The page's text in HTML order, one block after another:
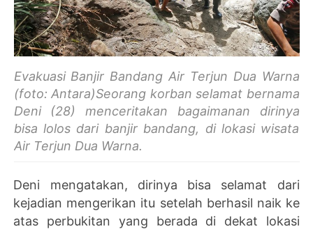
Evakuasi Banjir Bandang Air Terjun Dua Warna
(foto: Antara)Seorang korban selamat bernama
Deni (28) menceritakan bagaimanan dirinya
bisa lolos dari banjir bandang, di lokasi wisata
Air Terjun Dua Warna.
Deni mengatakan, dirinya bisa selamat dari
kejadian mengerikan itu setelah berhasil naik ke
atas perbukitan yang berada di dekat lokasi